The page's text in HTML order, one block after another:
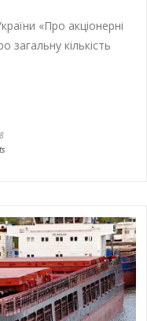
«Про акціонерні
загальну кількість